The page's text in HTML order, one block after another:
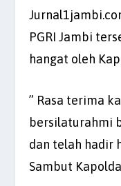
PGRI Jambi
hangat oleh
” Rasa terima
bersilaturahmi
dan telah hadir
Sambut